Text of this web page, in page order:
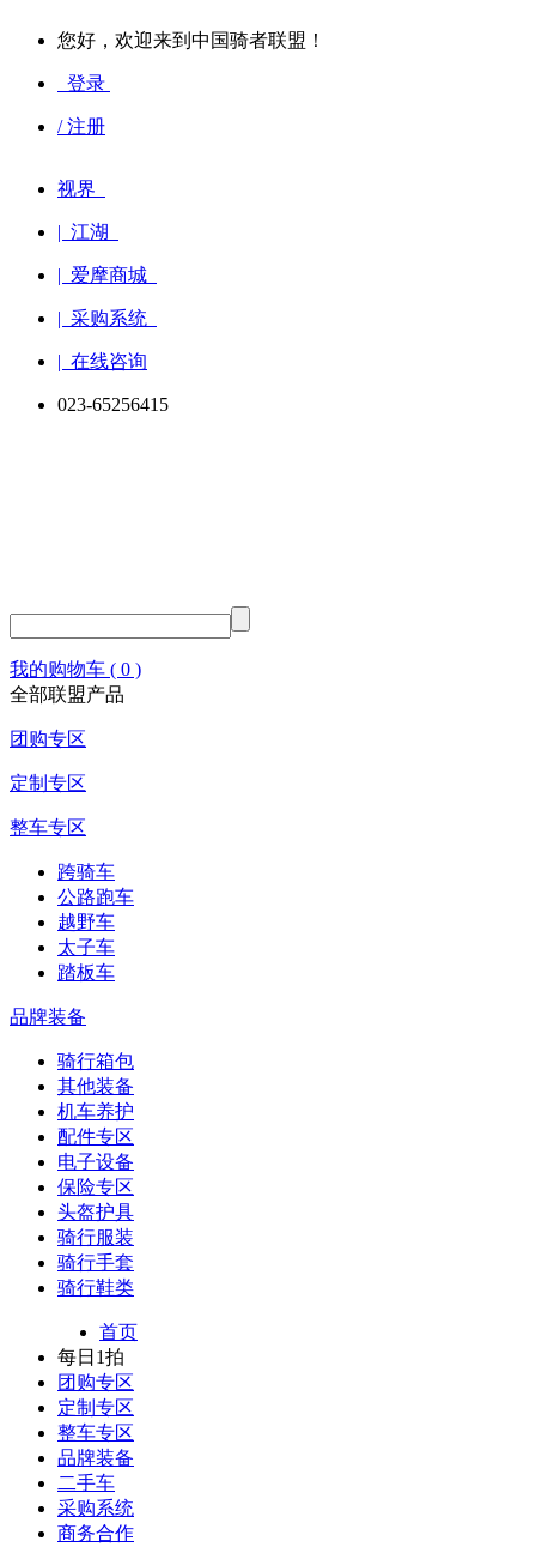
您好，欢迎来到中国骑者联盟！
登录
/ 注册
视界
| 江湖
| 爱摩商城
| 采购系统
| 在线咨询
023-65256415
我的购物车 ( 0 )
全部联盟产品
团购专区
定制专区
整车专区
跨骑车
公路跑车
越野车
太子车
踏板车
品牌装备
骑行箱包
其他装备
机车养护
配件专区
电子设备
保险专区
头盔护具
骑行服装
骑行手套
骑行鞋类
首页
每日1拍
团购专区
定制专区
整车专区
品牌装备
二手车
采购系统
商务合作